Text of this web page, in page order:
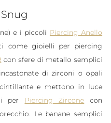
e i piccoli Piercing Anello
come gioielli per piercing
con sfere di metallo semplici
di zirconi o opali
e mettono in luce
per Piercing Zircone con
Le banane semplici